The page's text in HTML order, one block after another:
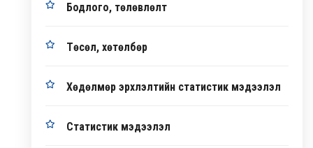
Бодлого, төлөвлөлт
Төсөл, хөтөлбөр
Хөдөлмөр эрхлэлтийн статистик мэдээлэл
Статистик мэдээлэл